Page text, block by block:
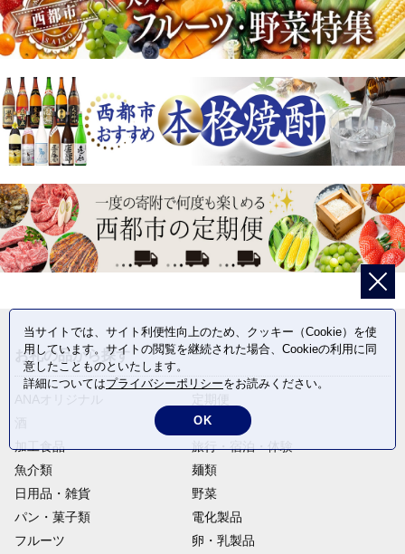
お礼の品から探す
肉類
加工食品
旅行・宿泊・体験
魚介類
麺類
日用品・雑貨
野菜
パン・菓子類
電化製品
フルーツ
卵・乳製品
当サイトでは、サイト利便性向上のため、クッキー（Cookie）を使
用しています。サイトの閲覧を継続された場合、Cookieの利用に同
意したことものといたします。
詳細についてはプライバシーポリシーをお読みください。
OK